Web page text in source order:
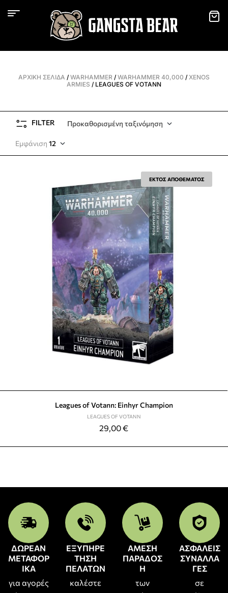
ΑΡΧΙΚΉ ΣΕΛΊΔΑ / WARHAMMER / WARHAMMER 40,000 / XENOS
ARMIES / LEAGUES OF VOTANN
FILTER Προκαθορισμένη ταξινόμηση
Εμφάνιση 12
ΕΚΤΟΣ ΑΠΟΘΕΜΑΤΟΣ
Leagues of Votann: Einhyr Champion
LEAGUES OF VOTANN
29,00€
ΔΩΡΕΑΝ
ΜΕΤΑΦΟΡ
ΙΚΑ
για αγορές
ΕΞΥΠΗΡΕ
ΤΗΣΗ
ΠΕΛΑΤΩΝ
καλέστε
ΑΜΕΣΗ
ΠΑΡΑΔΟΣ
Η
των
ΑΣΦΑΛΕΙΣ
ΣΥΝΑΛΛΑ
ΓΕΣ
σε